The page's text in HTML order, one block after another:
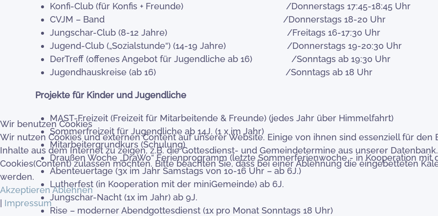
Konfi-Club (für Konfis + Freunde) /Donnerstags 17:45-18:45 Uhr
CVJM – Band /Donnerstags 18-20 Uhr
Jungschar-Club (8-12 Jahre) /Freitags 16-17:30 Uhr
Jugend-Club („Sozialstunde“) (14-19 Jahre) /Donnerstags 19-20:30 Uhr
DerTreff (offenes Angebot für Jugendliche ab 16) /Sonntags ab 19:30 Uhr
Jugendhauskreise (ab 16) /Sonntags ab 18 Uhr
Projekte für Kinder und Jugendliche
MAST-Freizeit (Freizeit für Mitarbeitende & Freunde) (jedes Jahr über Himmelfahrt)
Sommerfreizeit für Jugendliche ab 14J. (1 x im Jahr)
Mitarbeitergrundkurs (Schulung)
Draußen Woche „DraWo“ Ferienprogramm (letzte Sommerferienwoche - in Kooperation mit
Abenteuertage (3x im Jahr Samstags von 10-16 Uhr – ab 6J.)
Lutherfest (in Kooperation mit der miniGemeinde) ab 6J.
Jungschar-Nacht (1x im Jahr) ab 9J.
Rise – moderner Abendgottesdienst (1x pro Monat Sonntags 18 Uhr)
Wir benutzen Cookies
Wir nutzen Cookies und externen Content auf unserer Website. Einige von ihnen sind essenziell für
Inhalte aus dem Internet zu zeigen, z.B. die Gottesdienst- und Gemeindetermine aus unserer
Cookies(Content) zulassen möchten. Bitte beachten Sie, dass bei einer Ablehnung die eingebetteten
werden.
Akzeptieren Ablehnen
| Impressum